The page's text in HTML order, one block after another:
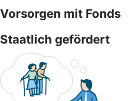
Vorsorgen mit Fonds
Staatlich gefördert